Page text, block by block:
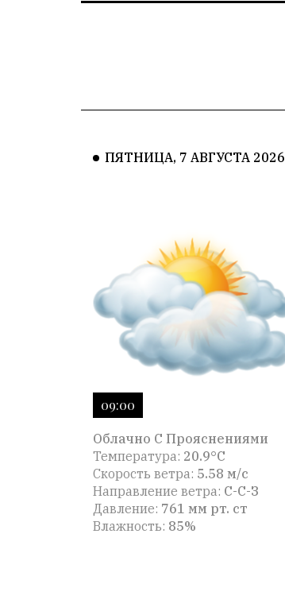
ПЯТНИЦА, 7 АВГУСТА 2026
09:00
Облачно С Прояснениями
Температура: 20.9°C
Скорость ветра: 5.58 м/с
Направление ветра: С-С-З
Давление: 761 мм рт. ст
Влажность: 85%